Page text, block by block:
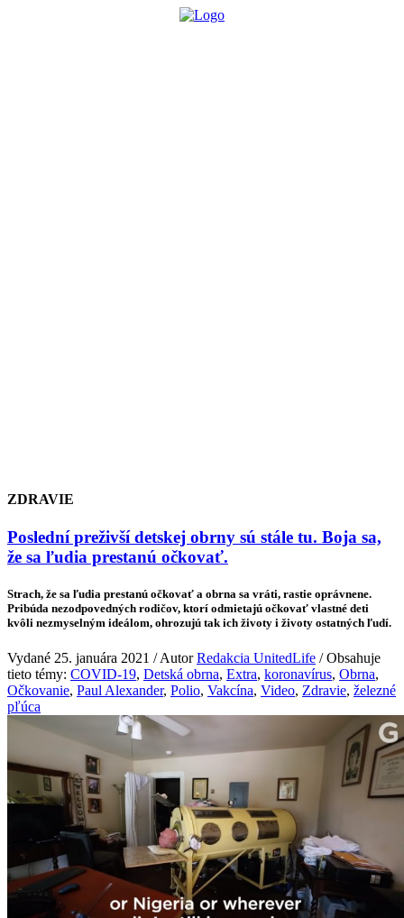
ZDRAVIE
Poslední preživší detskej obrny sú stále tu. Boja sa,
že sa ľudia prestanú očkovať.
Strach, že sa ľudia prestanú očkovať a obrna sa vráti, rastie oprávnene.
Pribúda nezodpovedných rodičov, ktorí odmietajú očkovať vlastné deti
kvôli nezmyselným ideálom, ohrozujú tak ich životy i životy ostatných ľudí.
Vydané 25. januára 2021 / AutorRedakcia UnitedLife / Obsahuje
tieto témy: COVID-19, Detská obrna, Extra, koronavírus, Obrna,
Očkovanie, Paul Alexander, Polio, Vakcína, Video, Zdravie, železné
pľúca